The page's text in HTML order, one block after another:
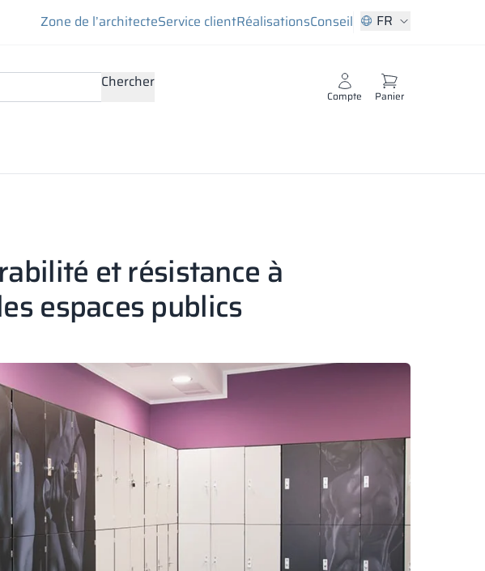
Zone de l’architecteService clientRéalisationsConseil FR
Chercher
Compte Panier
et résistance à
espaces publics